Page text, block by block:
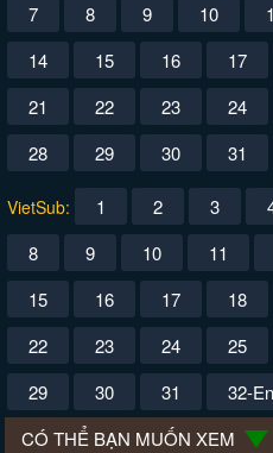
7
8 9 10
14
15 16 17
21
22 23 24
28
29 30 31
VietSub: 1 2 3
8
9 10 11
15
16 17 18
22
23 24 25
29
30 31
32-
CÓ THỂ BẠN MUỐN XEM